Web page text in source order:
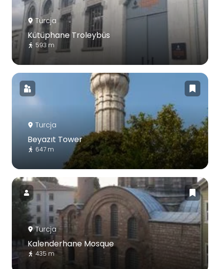
Turcja
Kütüphane Troleybüs
593 m
Turcja
Beyazıt Tower
647 m
Turcja
Kalenderhane Mosque
435 m